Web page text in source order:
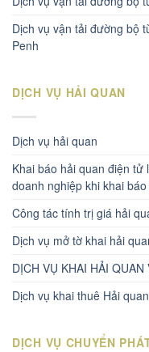
Dịch vụ vận tải đường bộ
Penh
DỊCH VỤ HẢI QUAN
Dịch vụ hải quan
Khai báo hải quan điện
doanh nghiệp khi khai
Công tác tính trị giá hải
Dịch vụ mở tờ khai hải
DỊCH VỤ KHAI HẢI
Dịch vụ khai thuê Hải
DỊCH VỤ CHUYỂN